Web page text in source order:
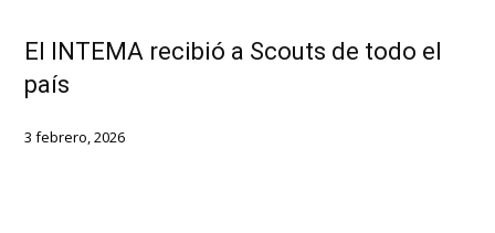
El INTEMA recibió a Scouts de todo el
país
3 febrero, 2026